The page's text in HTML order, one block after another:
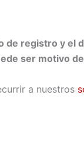
de registro y el
ser motivo
a nuestros